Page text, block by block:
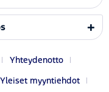
Yhteydenotto
Yleiset myyntiehdot